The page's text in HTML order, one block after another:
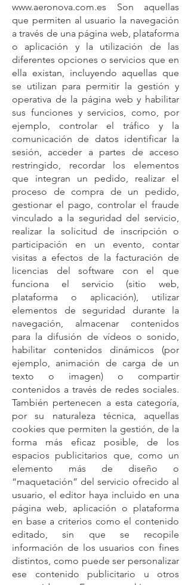
www.aeronova.com.es Son aquellas
que permiten al usuario la navegación
a través de una página web, plataforma
o aplicación y la utilización de las
diferentes opciones o servicios que en
ella existan, incluyendo aquellas que
se utilizan para permitir la gestión y
operativa de la página web y habilitar
sus funciones y servicios, como, por
ejemplo, controlar el tráfico y la
comunicación de datos identificar la
sesión, acceder a partes de acceso
restringido, recordar los elementos
que integran un pedido, realizar el
proceso de compra de un pedido,
gestionar el pago, controlar el fraude
vinculado a la seguridad del servicio,
realizar la solicitud de inscripción o
participación en un evento, contar
visitas a efectos de la facturación de
licencias del software con el que
funciona el servicio (sitio web,
plataforma o aplicación), utilizar
elementos de seguridad durante la
navegación, almacenar contenidos
para la difusión de vídeos o sonido,
habilitar contenidos dinámicos (por
ejemplo, animación de carga de un
texto o imagen) o compartir
contenidos a través de redes sociales.
También pertenecen a esta categoría,
por su naturaleza técnica, aquellas
cookies que permiten la gestión, de la
forma más eficaz posible, de los
espacios publicitarios que, como un
elemento más de diseño o
“maquetación” del servicio ofrecido al
usuario, el editor haya incluido en una
página web, aplicación o plataforma
en base a criterios como el contenido
editado, sin que se recopile
información de los usuarios con fines
distintos, como puede ser personalizar
ese contenido publicitario u otros